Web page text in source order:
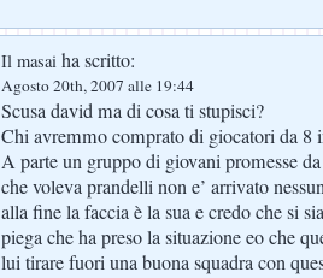
Il masai ha scritto:
Agosto 20th, 2007 alle 19:44
Scusa david ma di cosa ti stupisci?
Chi avremmo comprato di giocatori da 8
A parte un gruppo di giovani promesse
che voleva prandelli non e’ arrivato
alla fine la faccia è la sua e credo che si
piega che ha preso la situazione eo che
lui tirare fuori una buona squadra con